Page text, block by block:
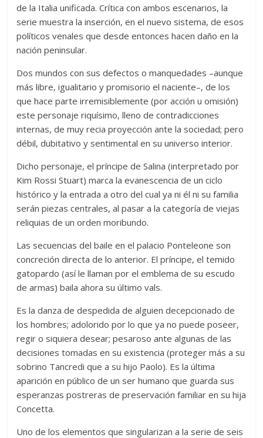
de la Italia unificada. Crítica con ambos escenarios, la
serie muestra la inserción, en el nuevo sistema, de esos
políticos venales que desde entonces hacen daño en la
nación peninsular.
Dos mundos con sus defectos o manquedades –aunque
más libre, igualitario y promisorio el naciente–, de los
que hace parte irremisiblemente (por acción u omisión)
este personaje riquísimo, lleno de contradicciones
internas, de muy recia proyección ante la sociedad; pero
débil, dubitativo y sentimental en su universo interior.
Dicho personaje, el príncipe de Salina (interpretado por
Kim Rossi Stuart) marca la evanescencia de un ciclo
histórico y la entrada a otro del cual ya ni él ni su familia
serán piezas centrales, al pasar a la categoría de viejas
reliquias de un orden moribundo.
Las secuencias del baile en el palacio Ponteleone son
concreción directa de lo anterior. El príncipe, el temido
gatopardo (así le llaman por el emblema de su escudo
de armas) baila ahora su último vals.
Es la danza de despedida de alguien decepcionado de
los hombres; adolorido por lo que ya no puede poseer,
regir o siquiera desear; pesaroso ante algunas de las
decisiones tomadas en su existencia (proteger más a su
sobrino Tancredi que a su hijo Paolo). Es la última
aparición en público de un ser humano que guarda sus
esperanzas postreras de preservación familiar en su hija
Concetta.
Uno de los elementos que singularizan a la serie de seis